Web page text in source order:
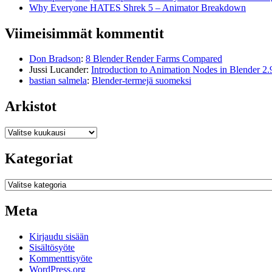
Why Everyone HATES Shrek 5 – Animator Breakdown
Viimeisimmät kommentit
Don Bradson: 8 Blender Render Farms Compared
Jussi Lucander: Introduction to Animation Nodes in Blender
bastian salmela: Blender-termejä suomeksi
Arkistot
Arkistot
Kategoriat
Kategoriat
Meta
Kirjaudu sisään
Sisältösyöte
Kommenttisyöte
WordPress.org